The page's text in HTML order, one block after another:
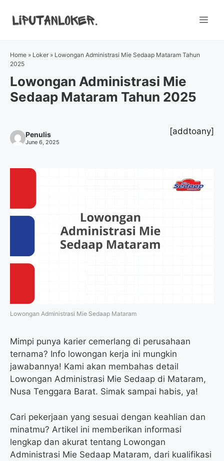
Home » Loker » Lowongan Administrasi Mie Sedaap Mataram Tahun
2025
Lowongan Administrasi Mie
Sedaap Mataram Tahun 2025
Penulis
June 6, 2025
[addtoany]
Lowongan Administrasi Mie Sedaap Mataram
Mimpi punya karier cemerlang di perusahaan
ternama? Info lowongan kerja ini mungkin
jawabannya! Kami akan membahas detail
Lowongan Administrasi Mie Sedaap di Mataram,
Nusa Tenggara Barat. Simak sampai habis, ya!
Cari pekerjaan yang sesuai dengan keahlian dan
minatmu? Artikel ini memberikan informasi
lengkap dan akurat tentang Lowongan
Administrasi Mie Sedaap Mataram, dari kualifikasi